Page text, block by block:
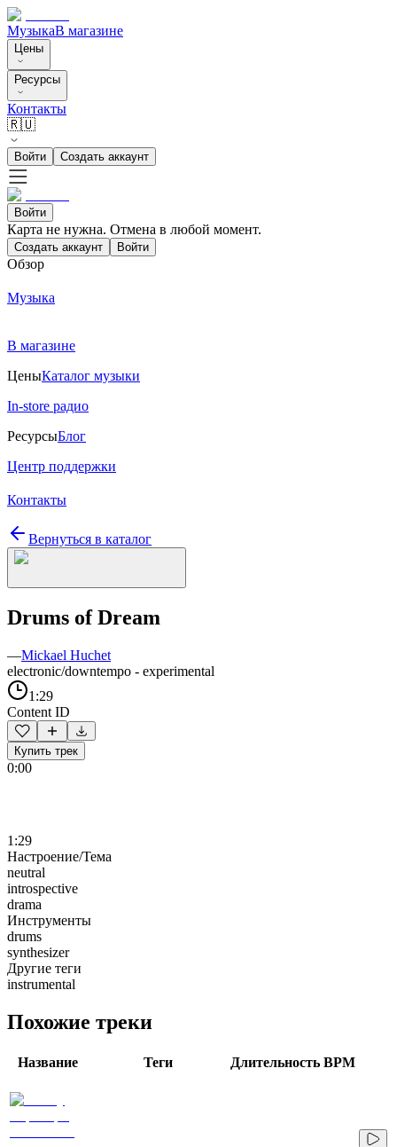
МузыкаВ магазине
Цены
Ресурсы
Контакты
🇷🇺
Войти Создать аккаунт
Войти
Карта не нужна. Отмена в любой момент.
Создать аккаунт Войти
Обзор
Музыка
В магазине
ЦеныКаталог музыки
In-store радио
РесурсыБлог
Центр поддержки
Контакты
Вернуться в каталог
Drums of Dream
—Mickael Huchet
electronic/downtempo - experimental
1:29
Content ID
Купить трек
0:00
1:29
Настроение/Тема
neutral
introspective
drama
Инструменты
drums
synthesizer
Другие теги
instrumental
Похожие треки
Название Теги Длительность BPM